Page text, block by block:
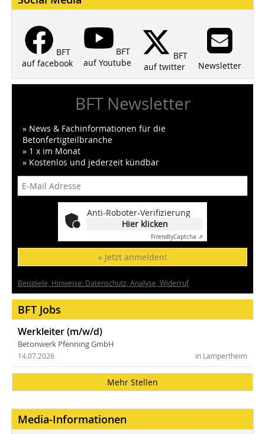
BFT
auf facebook
BFT
auf Youtube
BFT
auf twitter
Newsletter
BFT Newsletter
» News & Fachinformationen für die
Betonfertigteilbranche
» 1 x im Monat
» Kostenlos und jederzeit kündbar
Anti-Roboter-Verifizierung
Hier klicken
FriendlyCaptcha ⇗
» Jetzt anmelden!
Beispiele, Hinweise: Datenschutz, Analyse, Widerruf
BFT Jobs
Werkleiter (m/w/d)
Betonwerk Pfenning GmbH
in Lampertheim
14.07.2026
Mehr Stellen
Media-Informationen